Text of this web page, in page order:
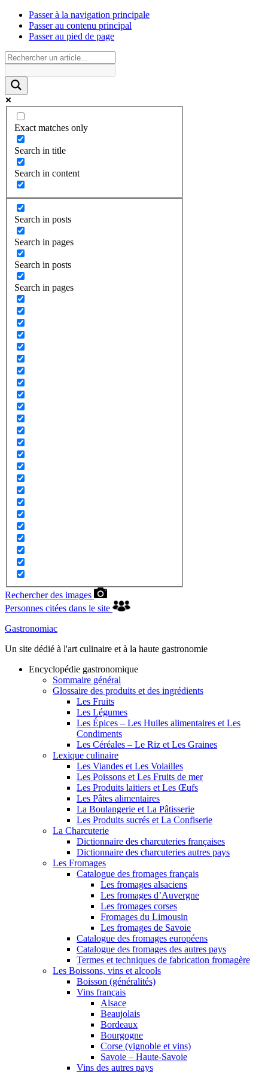
Passer à la navigation principale
Passer au contenu principal
Passer au pied de page
Exact matches only
Search in title
Search in content
Search in posts
Search in pages
Search in posts
Search in pages
Rechercher des images
Personnes citées dans le site
Gastronomiac
Un site dédié à l'art culinaire et à la haute gastronomie
Encyclopédie gastronomique
Sommaire général
Glossaire des produits et des ingrédients
Les Fruits
Les Légumes
Les Épices – Les Huiles alimentaires et Les
Condiments
Les Céréales – Le Riz et Les Graines
Lexique culinaire
Les Viandes et Les Volailles
Les Poissons et Les Fruits de mer
Les Produits laitiers et Les Œufs
Les Pâtes alimentaires
La Boulangerie et La Pâtisserie
Les Produits sucrés et La Confiserie
La Charcuterie
Dictionnaire des charcuteries françaises
Dictionnaire des charcuteries autres pays
Les Fromages
Catalogue des fromages français
Les fromages alsaciens
Les fromages d’Auvergne
Les fromages corses
Fromages du Limousin
Les fromages de Savoie
Catalogue des fromages européens
Catalogue des fromages des autres pays
Termes et techniques de fabrication fromagère
Les Boissons, vins et alcools
Boisson (généralités)
Vins français
Alsace
Beaujolais
Bordeaux
Bourgogne
Corse (vignoble et vins)
Savoie – Haute-Savoie
Vins des autres pays